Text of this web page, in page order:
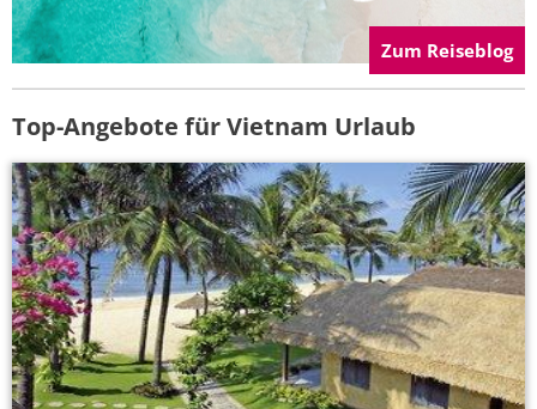
Zum Reiseblog
Top-Angebote für Vietnam Urlaub